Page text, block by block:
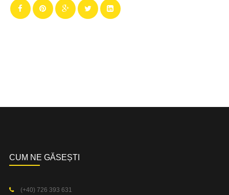
CUM NE GĂSEȘTI
(+40) 726 393 631